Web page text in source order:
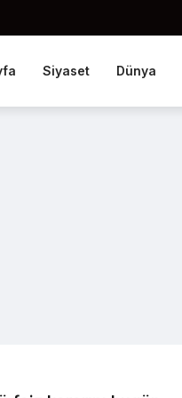
Siyaset Dünya